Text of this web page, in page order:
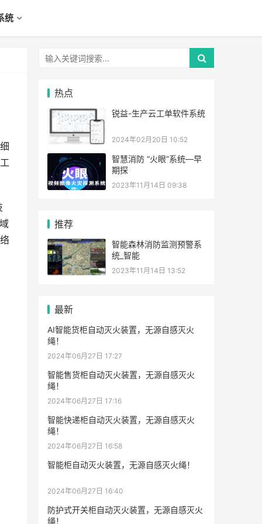
统
热点
锐益-生产云工单软件系统
2024年02月20日 10:52
智慧消防 “火眼”系统—早
期探
2023年11月14日 09:38
推荐
智能森林消防监测预警系
统_智能
2023年11月14日 13:52
最新
AI智能货柜自动灭火装置，无源自感灭火
绳！
2024年06月27日 17:27
智能售货柜自动灭火装置，无源自感灭火
绳！
2024年06月27日 17:16
智能快递柜自动灭火装置，无源自感灭火
绳！
2024年06月27日 16:58
智能柜自动灭火装置，无源自感灭火绳！
2024年06月27日 16:40
防护式开关柜自动灭火装置，无源自感灭火
绳！